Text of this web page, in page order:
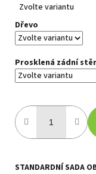
cena:
Zvolte variantu
Dřevo
Prosklená zádní
STANDARDNÍ SADA